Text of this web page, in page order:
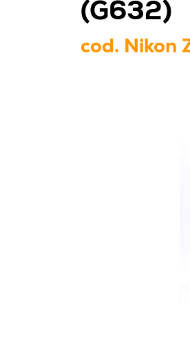
(G632)
cod. Nikon